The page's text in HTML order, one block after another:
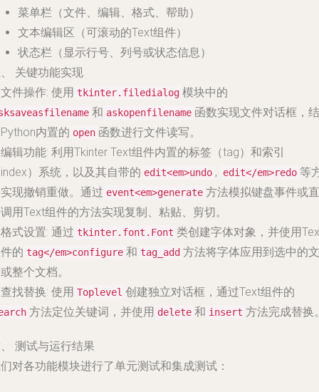
菜单栏（文件、编辑、格式、帮助）
文本编辑区（可滚动的Text组件）
状态栏（显示行号、列号或状态信息）
关键功能实现
文件操作: 使用 tkinter.filedialog 模块中的
和 askopenfilename 函数实现文件对话框，结
内置的 open 函数进行文件读写。
编辑功能: 利用Tkinter Text组件内置的标签（tag）和索引
）系统，以及其自带的 edit<em>undo , edit</em>redo 等
现撤销重做。通过 event<em>generate 方法模拟键盘事件或直
用Text组件的方法实现复制、粘贴、剪切。
格式设置: 通过 tkinter.font.Font 类创建字体对象，并使用
的 tag</em>configure 和 tag_add 方法将字体应用到选中的文
整个文档。
查找替换: 使用 Toplevel 创建独立对话框，通过Text组件的
方法定位关键词，并使用 delete 和 insert 方法完成替换
测试与运行结果
对各功能模块进行了单元测试和集成测试：